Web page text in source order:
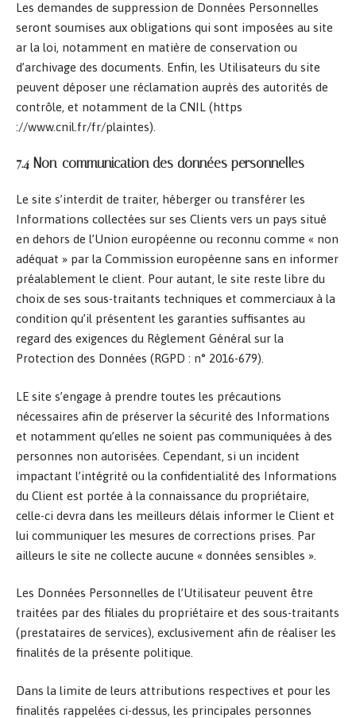
Les demandes de suppression de Données Personnelles
seront soumises aux obligations qui sont imposées au site
ar la loi, notamment en matière de conservation ou
d’archivage des documents. Enfin, les Utilisateurs du site
peuvent déposer une réclamation auprès des autorités de
contrôle, et notamment de la CNIL (https
://www.cnil.fr/fr/plaintes).
7.4 Non-communication des données personnelles
Le site s’interdit de traiter, héberger ou transférer les
Informations collectées sur ses Clients vers un pays situé
en dehors de l’Union européenne ou reconnu comme « non
adéquat » par la Commission européenne sans en informer
préalablement le client. Pour autant, le site reste libre du
choix de ses sous-traitants techniques et commerciaux à la
condition qu’il présentent les garanties suffisantes au
regard des exigences du Règlement Général sur la
Protection des Données (RGPD : n° 2016-679).
LE site s’engage à prendre toutes les précautions
nécessaires afin de préserver la sécurité des Informations
et notamment qu’elles ne soient pas communiquées à des
personnes non autorisées. Cependant, si un incident
impactant l’intégrité ou la confidentialité des Informations
du Client est portée à la connaissance du propriétaire,
celle-ci devra dans les meilleurs délais informer le Client et
lui communiquer les mesures de corrections prises. Par
ailleurs le site ne collecte aucune « données sensibles ».
Les Données Personnelles de l’Utilisateur peuvent être
traitées par des filiales du propriétaire et des sous-traitants
(prestataires de services), exclusivement afin de réaliser les
finalités de la présente politique.
Dans la limite de leurs attributions respectives et pour les
finalités rappelées ci-dessus, les principales personnes